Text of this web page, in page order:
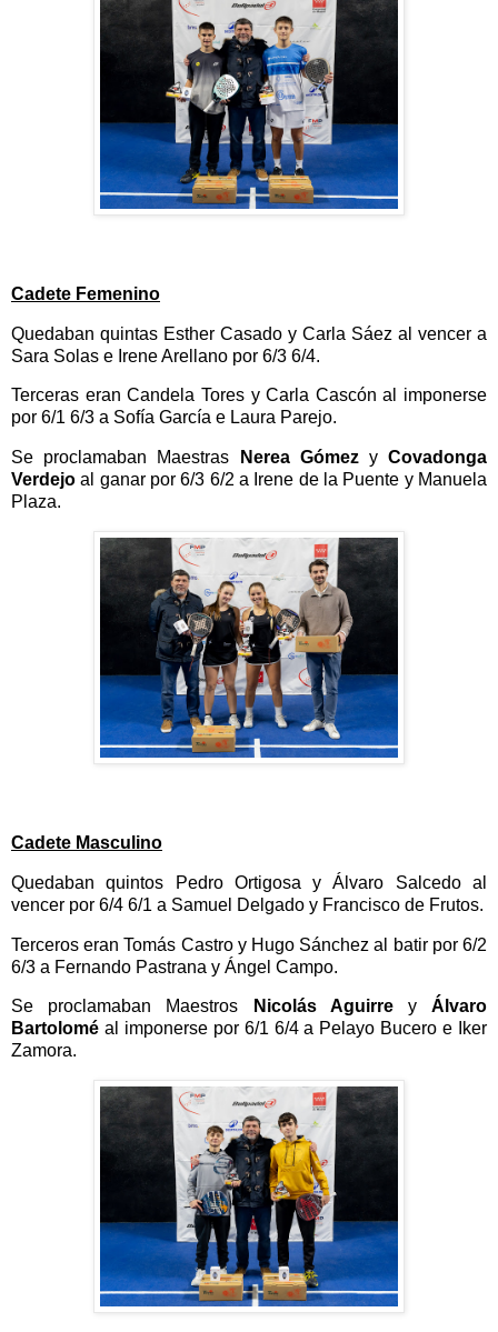
Cadete Femenino
Quedaban quintas Esther Casado y Carla Sáez al vencer a
Sara Solas e Irene Arellano por 6/3 6/4.
Terceras eran Candela Tores y Carla Cascón al imponerse
por 6/1 6/3 a Sofía García e Laura Parejo.
Se proclamaban Maestras Nerea GómezyCovadonga
Verdejo al ganar por 6/3 6/2 a Irene de la Puente y Manuela
Plaza.
Cadete Masculino
Quedaban quintos Pedro Ortigosa y Álvaro Salcedo al
vencer por 6/4 6/1 a Samuel Delgado y Francisco de Frutos.
Terceros eran Tomás Castro y Hugo Sánchez al batir por 6/2
6/3 a Fernando Pastrana y Ángel Campo.
Se proclamaban Maestros Nicolás AguirreyÁlvaro
Bartolomé al imponerse por 6/1 6/4 a Pelayo Bucero e Iker
Zamora.